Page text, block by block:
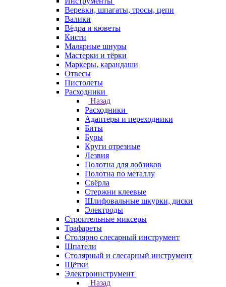
Веревки, шпагаты, тросы, цепи
Валики
Вёдра и кюветы
Кисти
Малярные шнуры
Мастерки и тёрки
Маркеры, карандаши
Отвесы
Пистолеты
Расходники
Назад
Расходники
Адаптеры и переходники
Биты
Буры
Круги отрезные
Лезвия
Полотна для лобзиков
Полотна по металлу
Свёрла
Стержни клеевые
Шлифовальные шкурки, диски
Электроды
Строительные миксеры
Трафареты
Столярно слесарный инструмент
Шпатели
Столярный и слесарный инструмент
Щётки
Электроинструмент
Назад